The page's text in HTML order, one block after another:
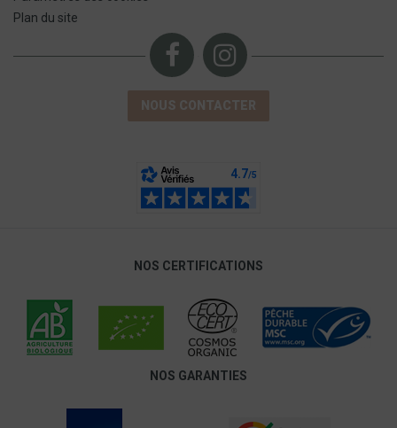
Plan du site
NOUS CONTACTER
NOS CERTIFICATIONS
NOS GARANTIES